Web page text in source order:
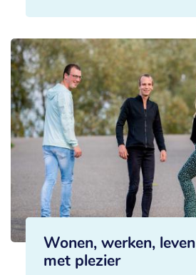
Wonen, werken, leven
met plezier